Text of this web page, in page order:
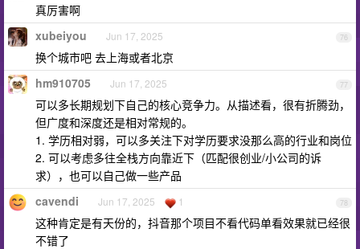
真厉害啊
76
xubeiyou Jun 17, 2025
换个城市吧 去上海或者北京
77
hm910705 Jun 17, 2025
可以多长期规划下自己的核心竞争力。从描述看，很有折腾劲，
但广度和深度还是相对常规的。
1. 学历相对弱，可以多关注下对学历要求没那么高的行业和岗位
2. 可以考虑多往全栈方向靠近下（匹配很创业/小公司的诉
求），也可以自己做一些产品
78
cavendi Jun 17, 2025 1
这种肯定是有天份的，抖音那个项目不看代码单看效果就已经很
不错了